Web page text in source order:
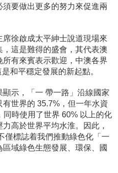
要做出更多的努力來促進兩
徐啟成太平紳士說道現場來
這是難得的盛會，其代表澳
有來賓表示歡迎，中澳各界
和平穩定發展的新起點。
示，「一 帶一路」沿線國家
世界的 35.7%，但一年水資
時使用了世界 60% 以上的化
高於世界平均水淮。因此，
僅標誌着我們推動綠色化「一
域綠色生態發展、環保、國